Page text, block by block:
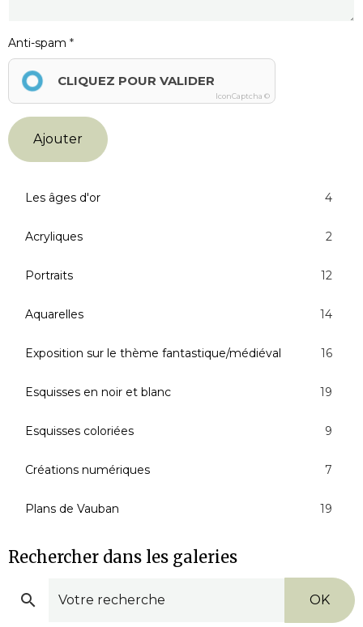
Anti-spam
CLIQUEZ POUR VALIDER
IconCaptcha ©
Ajouter
Les âges d'or 4
Acryliques 2
Portraits 12
Aquarelles 14
Exposition sur le thème fantastique/médiéval 16
Esquisses en noir et blanc 19
Esquisses coloriées 9
Créations numériques 7
Plans de Vauban 19
Rechercher dans les galeries
OK